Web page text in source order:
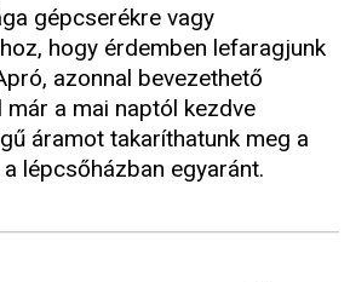
gépcserékre vagy
hogy érdemben lefaragjunk
azonnal bevezethető
a mai naptól kezdve
áramot takaríthatunk meg a
lépcsőházban egyaránt.